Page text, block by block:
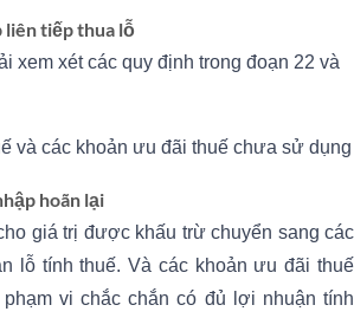
liên tiếp thua lỗ
xem xét các quy định trong đoạn 22 và
và các khoản ưu đãi thuế chưa sử dụng
hoãn lại
giá trị được khấu trừ chuyển sang các
lỗ tính thuế. Và các khoản ưu đãi thuế
vi chắc chắn có đủ lợi nhuận tính